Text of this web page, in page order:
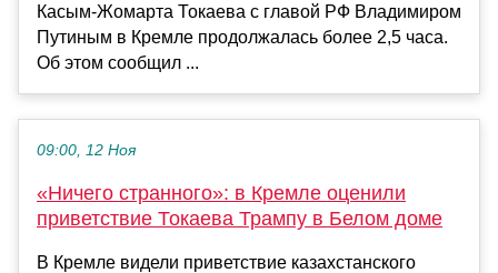
Касым-Жомарта Токаева с главой РФ Владимиром
Путиным в Кремле продолжалась более 2,5 часа.
Об этом сообщил ...
09:00, 12 Ноя
«Ничего странного»: в Кремле оценили
приветствие Токаева Трампу в Белом доме
В Кремле видели приветствие казахстанского